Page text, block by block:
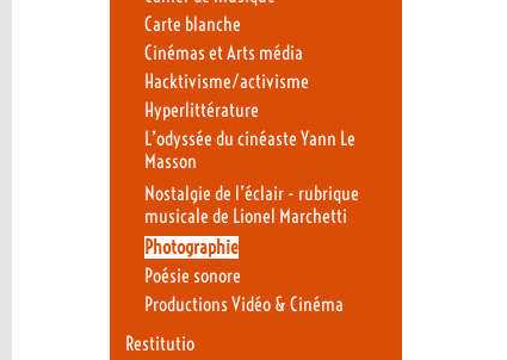
Carte blanche
Cinémas et Arts média
Hacktivisme/activisme
Hyperlittérature
L’odyssée du cinéaste Yann Le
Masson
Nostalgie de l’éclair - rubrique
musicale de Lionel Marchetti
Photographie
Poésie sonore
Productions Vidéo & Cinéma
Restitutio